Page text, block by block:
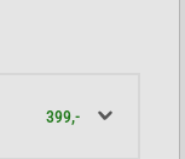
399,-